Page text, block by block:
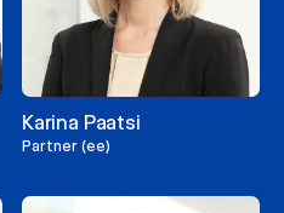
Karina Paatsi
Partner (ee)